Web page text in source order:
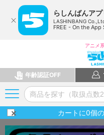
らしんばんアプ
LASHINBANG
FREE - On the App
アニメ
年齢認証OFF
カートに0個